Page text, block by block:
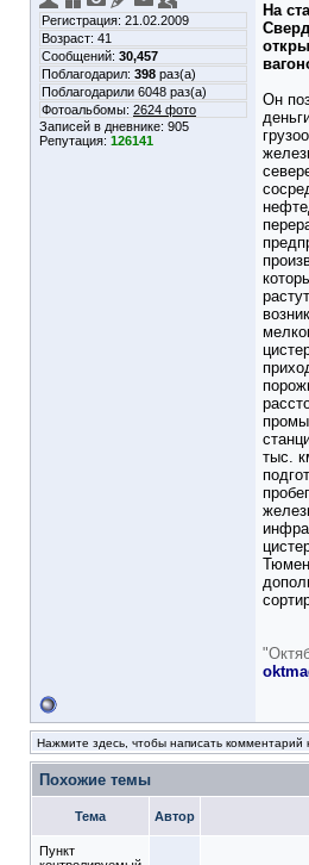
Регистрация: 21.02.2009
Возраст: 41
Сообщений: 30,457
Поблагодарил: 398 раз(а)
Поблагодарили 6048 раз(а)
Фотоальбомы: 2624 фото
Записей в дневнике: 905
Репутация: 126141
На
Он
тыс.
Нажмите здесь, чтобы написать комментарий
Похожие темы
Тема Автор
Пункт